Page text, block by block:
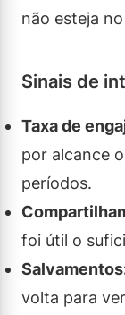
não esteja
Sinais de
Taxa de
por alcance
períodos.
foi útil o
volta para